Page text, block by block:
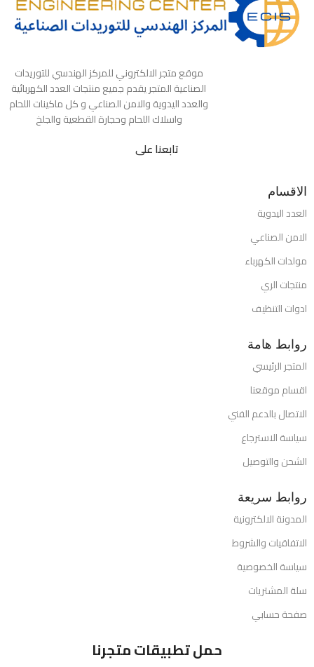
موقع متجر الالكتروني للمركز الهندسي للتوريدات
الصناعية المتجر يقدم جميع منتجات العدد الكهربائية
والعدد اليدوية والامن الصناعي و كل ماكينات اللحام
واسلاك اللحام وحجارة القطعية والجلخ
تابعنا على
الاقسام
العدد اليدوية
الامن الصناعي
مولدات الكهرباء
منتجات الري
ادوات التنظيف
روابط هامة
المتجر الرئيسي
اقسام موقعنا
الاتصال بالدعم الفني
سياسة الاسترجاع
الشحن والتوصيل
روابط سريعة
المدونة الالكترونية
الاتفاقيات والشروط
سياسة الخصوصية
سلة المشتريات
صفحة حسابي
حمل تطبيقات متجرنا